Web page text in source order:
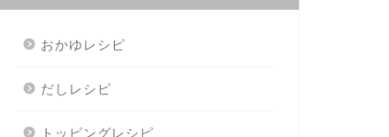
おかゆレシピ
だしレシピ
トッピングレシピ